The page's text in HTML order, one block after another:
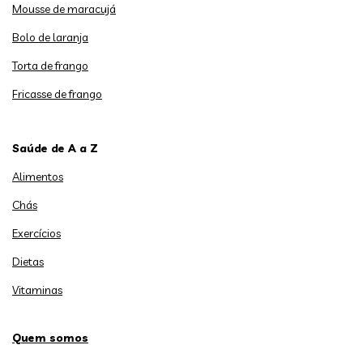
Mousse de maracujá
Bolo de laranja
Torta de frango
Fricasse de frango
Saúde de A a Z
Alimentos
Chás
Exercícios
Dietas
Vitaminas
Quem somos